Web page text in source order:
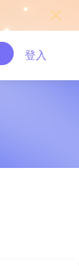
登入